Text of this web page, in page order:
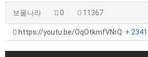
보물나라 0 11367
https://youtu.be/OqOtkmfVNrQ + 2341